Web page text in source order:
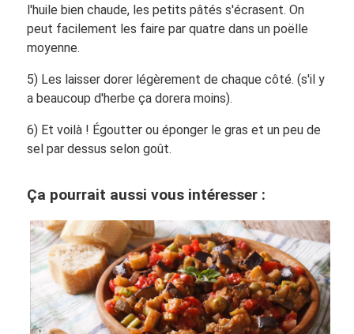
l'huile bien chaude, les petits pâtés s'écrasent. On
peut facilement les faire par quatre dans un poëlle
moyenne.
5) Les laisser dorer légèrement de chaque côté. (s'il y
a beaucoup d'herbe ça dorera moins).
6) Et voilà ! Égoutter ou éponger le gras et un peu de
sel par dessus selon goût.
Ça pourrait aussi vous intéresser :